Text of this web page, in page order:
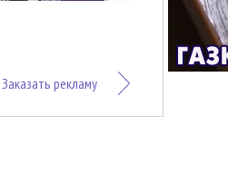
Заказать рекламу